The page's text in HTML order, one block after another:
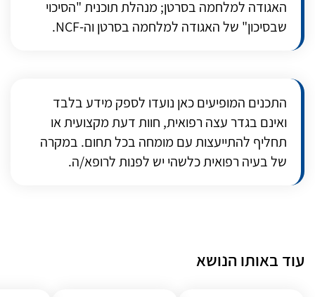
האגודה למלחמה בסרטן; מנהלת תוכנית "הסיכוי
שבסיכון" של האגודה למלחמה בסרטן וה-NCF.
התכנים המופיעים כאן נועדו לספק מידע בלבד
ואינם בגדר עצה רפואית, חוות דעת מקצועית או
תחליף להתייעצות עם מומחה בכל תחום. במקרה
של בעיה רפואית כלשהי יש לפנות לרופא/ה.
עוד באותו הנושא